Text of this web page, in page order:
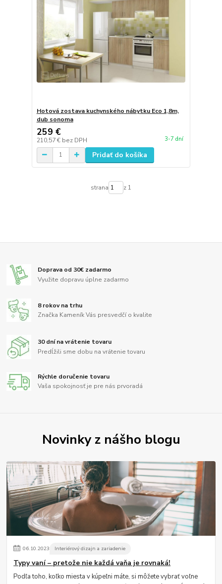
Hotová zostava kuchynského nábytku Eco 1,8m,
dub sonoma
259 €
210,57 € bez DPH 3-7 dní
Pridať do košíka
strana z 1
Doprava od 30€ zadarmo
Využite dopravu úplne zadarmo
8 rokov na trhu
Značka Kameník Vás presvedčí o kvalite
30 dní na vrátenie tovaru
Predĺžili sme dobu na vrátenie tovaru
Rýchle doručenie tovaru
Vaša spokojnosť je pre nás prvoradá
Novinky z nášho blogu
06.10.2023 Interiérový dizajn a zariadenie
Typy vaní – pretože nie každá vaňa je rovnaká!
Podľa toho, koľko miesta v kúpeľni máte, si môžete vybrať voľne